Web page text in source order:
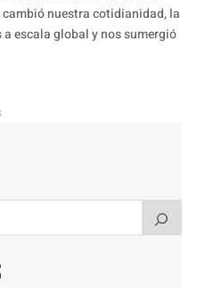
nuestra cotidianidad, la
escala global y nos sumergió